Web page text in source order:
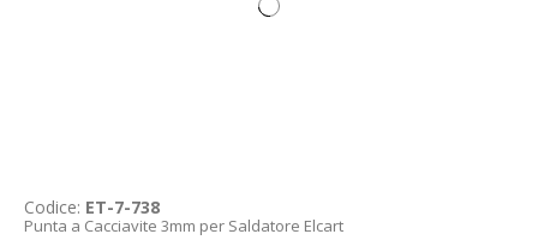
Codice: ET-7-738
Punta a Cacciavite 3mm per Saldatore Elcart